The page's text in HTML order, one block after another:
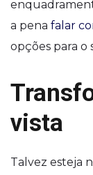
a pena falar
opções para o
vista
Talvez esteja